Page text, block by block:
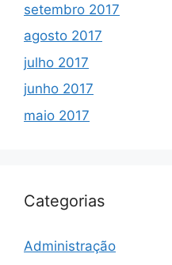
setembro 2017
agosto 2017
julho 2017
junho 2017
maio 2017
Categorias
Administração